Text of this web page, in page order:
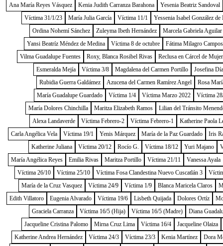
Ana María Reyes Vásquez
Kenia Judith Carranza Barahona
Yesenia Beatriz Sandoval
Víctima 31/1/23
María Julia García Víctima 11/1
Yessenia Isabel González
Ordina Nohemí Sánchez
Zuleyma Ibeth Hernández
Marcela Gabriela Aguilar
Yansi Beatríz Méndez de Medina
Víctima 8 de octubre
Fátima Milagro Campos
Vilma Guadalupe Fuentes
Roxy, Blanca Rosibel Rivas
Reclusa en Cárcel de
Esmeralda Mejía
Víctima 3/8 Magdalena del Carmen Portillo
Josefina
Rubidia Guerra Galdámez
Azucena del Carmen Ramírez Angel
Rosa
María Guadalupe Guardado
Víctima 1/4 Víctima Marzo 2022
Víctima
María Dolores Chinchilla
Maritza Elizabeth Ramos
Lilian del Tránsito
Alexa Landaverde
Víctima Febrero-2 Víctima Febrero-1
Katherine Paola
Carla Angélica Vela
Víctima 19/1 Yenis Márquez María de la Paz Guardado
Iris
Katherine Juliana
Víctima 20/12 Rocío G. Víctima 18/12 Yuri Majano
María Angélica Reyes
Emilia Rivas Maritza Portillo Víctima 21/11
Vanessa Ayala
Víctima 26/10
Víctima 25/10 Víctima Fosa Clandestina Nuevo Cuscatlán 3
María de la Cruz Vasquez
Víctima 24/9 Víctima 1/9 Blanca Maricela Claros
Edith Villatoro
Eugenia Alvarado Víctima 19/6 Lisbeth Quijada Dolores Ortíz
Graciela Carranza
Víctima 16/5 (Hija) Víctima 16/5 (Madre)
Diana
Jacqueline Cristina Palomo
Mirna Cruz Lima Víctima 16/4
Jacqueline Olaiza
Katherine Andrea Hernández
Víctima 24/3 Víctima 23/3 Kenia Martínez
Dora